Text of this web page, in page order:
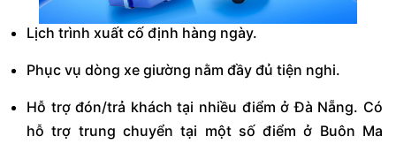
Lịch trình xuất cố định hàng ngày.
Phục vụ dòng xe giường nằm đầy đủ tiện nghi.
Hỗ trợ đón/trả khách tại nhiều điểm ở Đà Nẵng. Có
hỗ trợ trung chuyển tại một số điểm ở Buôn Ma